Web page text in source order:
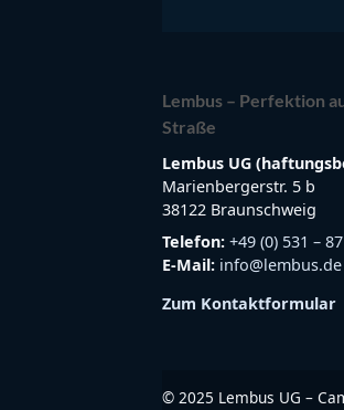
Lembus – Perfektion
Straße
Lembus UG
Marienbergerstr. 5 b
38122 Braunschweig
Telefon: +49 (0) 531 –
E-Mail: info@lembus.de
Zum Kontaktformular
© 2025 Lembus UG –